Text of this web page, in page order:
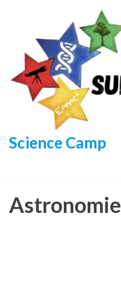
Science Camp
Astronomie